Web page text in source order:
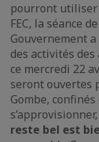
pourront utiliser
FEC, la séance
Gouvernement
des activités
ce mercredi 22
seront ouvertes
Gombe,
reste bel est